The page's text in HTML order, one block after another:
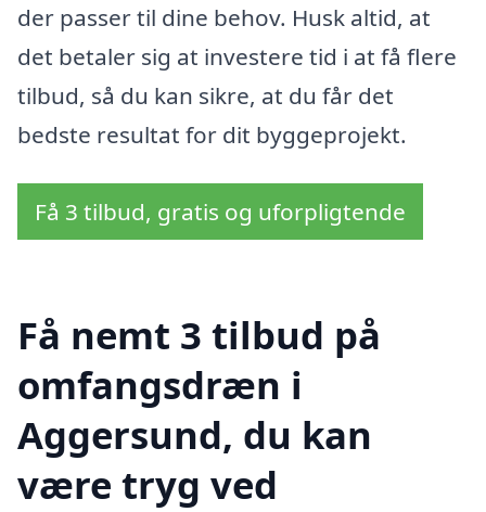
der passer til dine behov. Husk altid, at
det betaler sig at investere tid i at få flere
tilbud, så du kan sikre, at du får det
bedste resultat for dit byggeprojekt.
Få 3 tilbud, gratis og uforpligtende
Få nemt 3 tilbud på
omfangsdræn i
Aggersund, du kan
være tryg ved